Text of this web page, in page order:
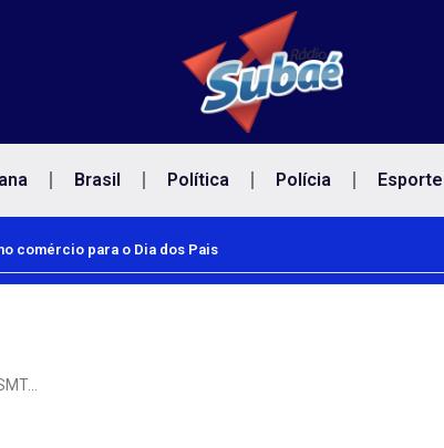
Brasil Política Polícia Esporte
comércio para o Dia dos Pais